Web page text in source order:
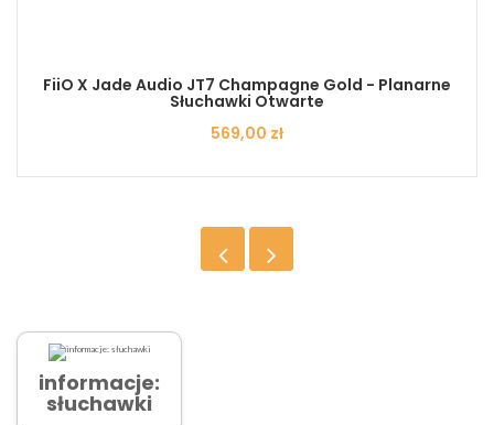
FiiO X Jade Audio JT7 Champagne Gold - Planarne
Słuchawki Otwarte
Cena
569,00 zł
informacje:
słuchawki